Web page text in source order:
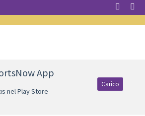
App
nel Play Store
Carico